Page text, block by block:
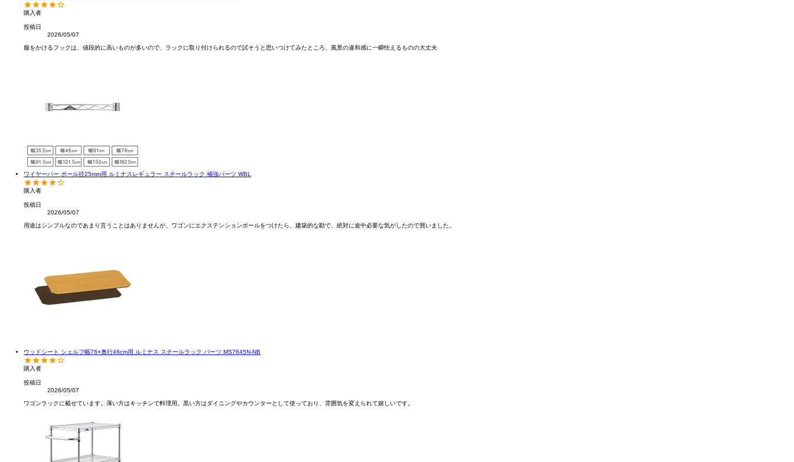
購入者
投稿日
2026/05/07
服をかけるフックは、値段的に高いものが多いので、ラックに取り付けられるので試そうと思いつけてみたところ、風景の違和感に一瞬怯えるものの大丈夫
ワイヤーバー ポール径25mm用 ルミナスレギュラー スチールラック 補強パーツ WBL
購入者
投稿日
2026/05/07
用途はシンプルなのであまり言うことはありませんが、ワゴンにエクステンションポールをつけたら、建築的な勘で、絶対に途中必要な気がしたので買いました。
ウッドシート シェルフ幅76×奥行46cm用 ルミナス スチールラック パーツ MS7645N-NB
購入者
投稿日
2026/05/07
ワゴンラックに載せています。薄い方はキッチンで料理用。黒い方はダイニングやカウンターとして使っており、雰囲気を変えられて嬉しいです。